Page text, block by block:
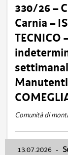
330/26 –
Carnia –
TECNICO
Comunità di
13.07.2026 -